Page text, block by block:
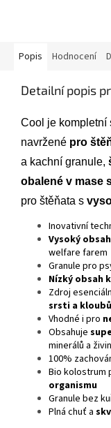
Popis Hodnocení
Detailní popis
Cool je kompletní
navržené pro
a kachní granule,
obalené v mase
pro štěňata s
Inovativní
Vysoký
welfare farem
Granule pro
Nízký obsah
Zdroj
srsti a
Vhodné i pro
Obsahuje
minerálů a živin
100%
Bio kolostrum
organismu
Granule bez
Plná chuť a